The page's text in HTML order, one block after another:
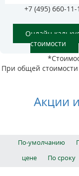
+7 (495) 660-11-
Онлайн
стоимости
При общей стоимости
Акции
По-умолчанию
цене
По сроку